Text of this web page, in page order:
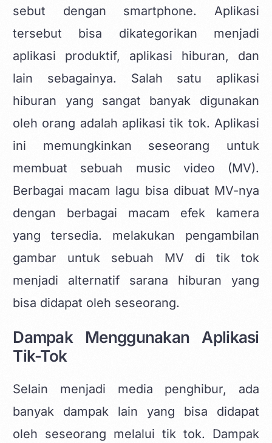
sebut dengan smartphone. Aplikasi
tersebut bisa dikategorikan menjadi
aplikasi produktif, aplikasi hiburan, dan
lain sebagainya. Salah satu aplikasi
hiburan yang sangat banyak digunakan
oleh orang adalah aplikasi tik tok. Aplikasi
ini memungkinkan seseorang untuk
membuat sebuah music video (MV).
Berbagai macam lagu bisa dibuat MV-nya
dengan berbagai macam efek kamera
yang tersedia. melakukan pengambilan
gambar untuk sebuah MV di tik tok
menjadi alternatif sarana hiburan yang
bisa didapat oleh seseorang.
Dampak Menggunakan Aplikasi
Tik-Tok
Selain menjadi media penghibur, ada
banyak dampak lain yang bisa didapat
oleh seseorang melalui tik tok. Dampak